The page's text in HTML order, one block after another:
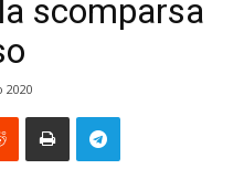
scomparsa
2020